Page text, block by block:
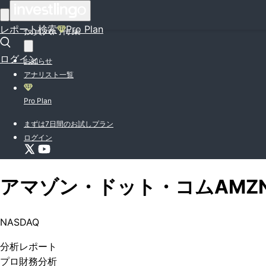
レポート検索 Pro Plan
ログイン
投資入門特集
お知らせ
アナリスト一覧
Pro Plan
まずは7日間のお試しプラン
ログイン
アマゾン・ドット・コム
NASDAQ
分析レポート
プロ 財務分析